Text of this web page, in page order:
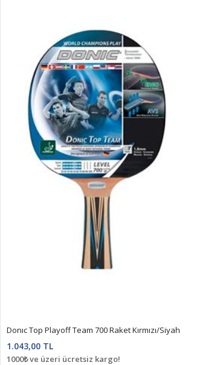
Donıc Top Playoff Team 700 Raket Kırmızı/Siyah
1.043,00 TL
1000₺ ve üzeri ücretsiz kargo!